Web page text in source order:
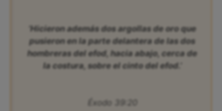
‘Hicieron además dos argollas de oro que
pusieron en la parte delantera de las dos
hombreras del efod, hacia abajo, cerca de
la costura, sobre el cinto del efod.’
Éxodo 39:20